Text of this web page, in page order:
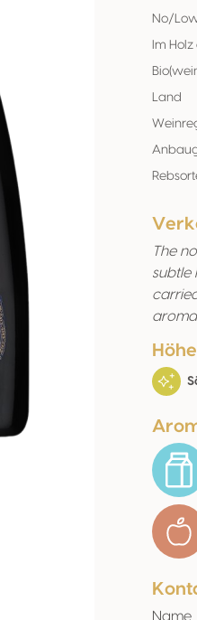
No/
Im
Land
The
subtle
Name